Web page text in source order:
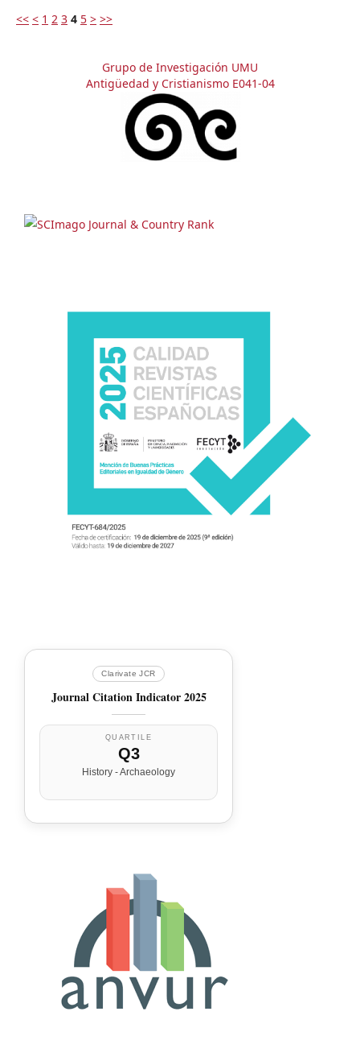
<< < 1 2 3 4 5 > >>
Grupo de Investigación UMU
Antigüedad y Cristianismo E041-04
Clarivate JCR
Journal Citation Indicator 2025
QUARTILE
Q3
History - Archaeology